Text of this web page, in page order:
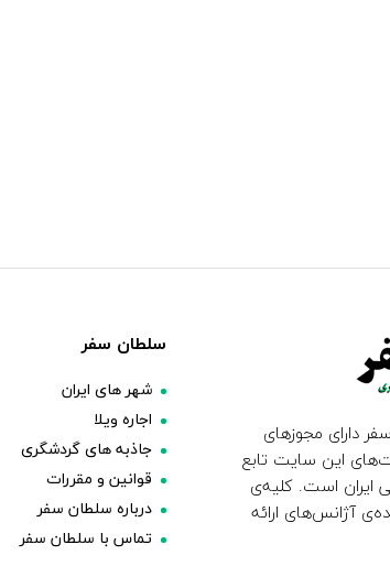
دارای مجوزهای
این سایت تابع
ایران است. کلیه‌ی
آژانس‌های ارائه
سلطان سفر
شهر های ایران
اجاره ویلا
جاذبه های گردشگری
قوانین و مقررات
درباره سلطان سفر
تماس با سلطان سفر